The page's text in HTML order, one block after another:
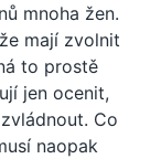
mnoha žen.
mají zvolnit
to prostě
jen ocenit,
Co
naopak